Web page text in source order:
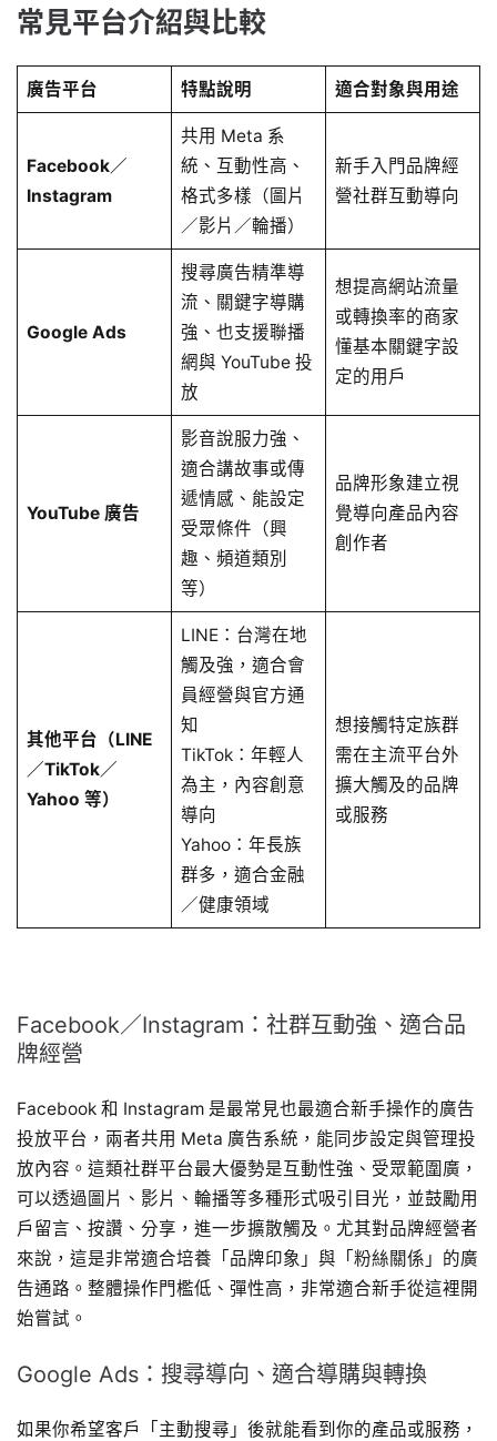
常見平台介紹與比較
廣告平台 特點說明 適合對象與用途
Facebook／
Instagram
共用 Meta 系
統、互動性高、
格式多樣（圖片
／影片／輪播）
新手入門品牌經
營社群互動導向
Google Ads
搜尋廣告精準導
流、關鍵字導購
強、也支援聯播
網與 YouTube 投
放
想提高網站流量
或轉換率的商家
懂基本關鍵字設
定的用戶
YouTube 廣告
影音說服力強、
適合講故事或傳
遞情感、能設定
受眾條件（興
趣、頻道類別
等）
品牌形象建立視
覺導向產品內容
創作者
其他平台（LINE
／TikTok／
Yahoo 等）
LINE：台灣在地
觸及強，適合會
員經營與官方通
知
TikTok：年輕人
為主，內容創意
導向
Yahoo：年長族
群多，適合金融
／健康領域
想接觸特定族群
需在主流平台外
擴大觸及的品牌
或服務
Facebook／Instagram：社群互動強、適合品
牌經營
Facebook 和 Instagram 是最常見也最適合新手操作的廣告
投放平台，兩者共用 Meta 廣告系統，能同步設定與管理投
放內容。這類社群平台最大優勢是互動性強、受眾範圍廣，
可以透過圖片、影片、輪播等多種形式吸引目光，並鼓勵用
戶留言、按讚、分享，進一步擴散觸及。尤其對品牌經營者
來說，這是非常適合培養「品牌印象」與「粉絲關係」的廣
告通路。整體操作門檻低、彈性高，非常適合新手從這裡開
始嘗試。
Google Ads：搜尋導向、適合導購與轉換
如果你希望客戶「主動搜尋」後就能看到你的產品或服務，